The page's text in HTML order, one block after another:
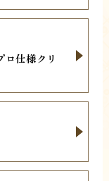
仕様クリ